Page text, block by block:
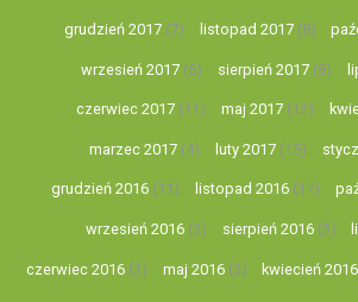
grudzień 2017(7) listopad 2017(8)
wrzesień 2017 (6) sierpień 2017 (8)
czerwiec 2017 (11) maj 2017 (12)
marzec 2017 (4) luty 2017 (15)
grudzień 2016 (11) listopad 2016 (17)
wrzesień 2016(3) sierpień 2016(3)
czerwiec 2016(3) maj 2016(3) kwiecień 2016